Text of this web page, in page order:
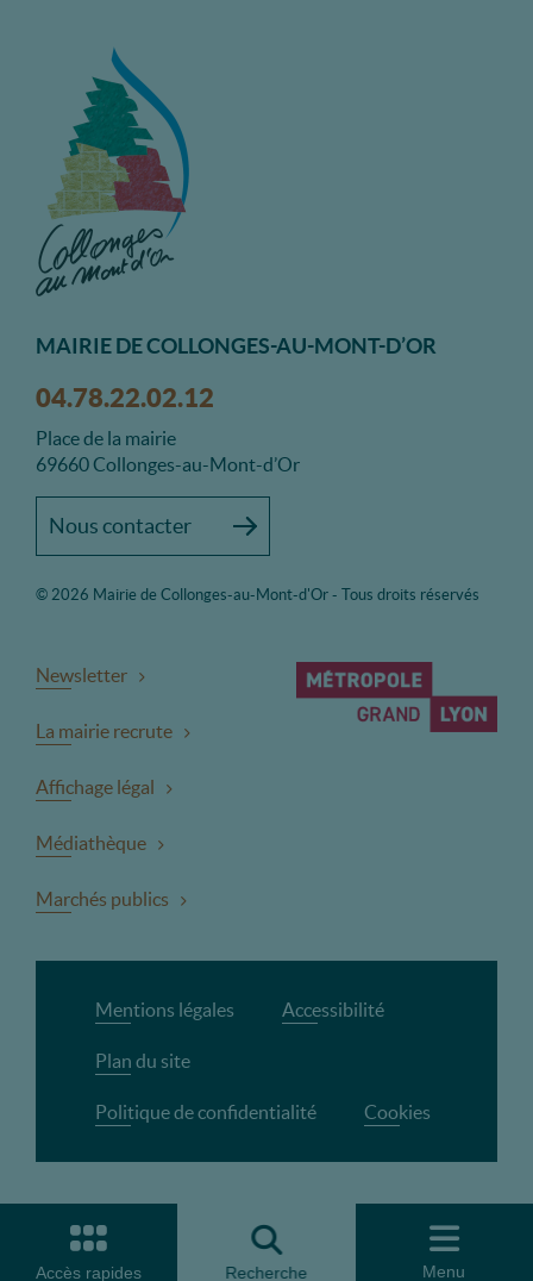
Menu
Recherche
Accès rapides
MAIRIE DE COLLONGES-AU-MONT-D’OR
04.78.22.02.12
Place de la mairie
69660 Collonges-au-Mont-d’Or
Nous contacter
© 2026 Mairie de Collonges-au-Mont-d'Or - Tous droits réservés
Newsletter
La mairie recrute
Affichage légal
Médiathèque
Marchés publics
Mentions légales Accessibilité
Plan du site
Politique de confidentialité Cookies